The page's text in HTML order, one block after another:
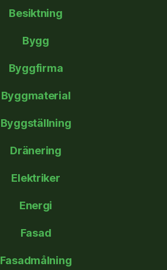
Besiktning
Bygg
Byggfirma
Byggmaterial
Byggställning
Dränering
Elektriker
Energi
Fasad
Fasadmålning